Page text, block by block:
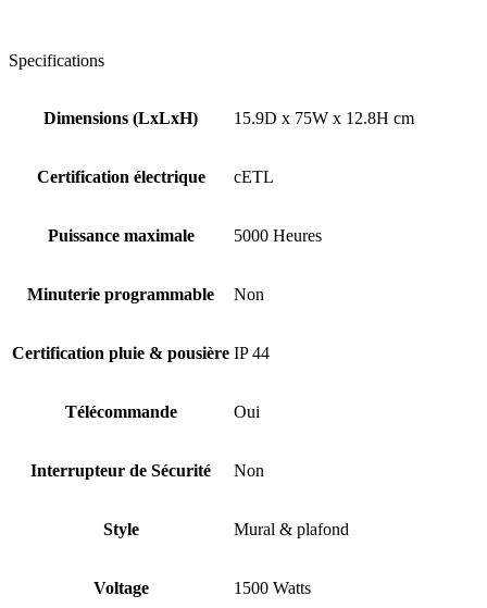
Specifications
Dimensions (LxLxH) 15.9D x 75W x 12.8H cm
Certification électrique cETL
Puissance maximale 5000 Heures
Minuterie programmable Non
Certification pluie & pousière IP 44
Télécommande Oui
Interrupteur de Sécurité Non
Style Mural & plafond
Voltage 1500 Watts